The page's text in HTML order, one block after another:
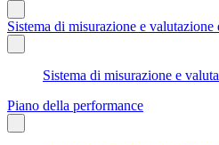
Sistema di misurazione e valutazione
Sistema di misurazione e
Piano della performance